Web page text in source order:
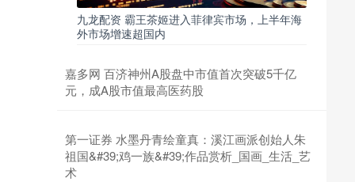
九龙配资 霸王茶姬进入菲律宾市场，上半年海
外市场增速超国内
嘉多网 百济神州A股盘中市值首次突破5千亿
元，成A股市值最高医药股
第一证券 水墨丹青绘童真：溪江画派创始人朱
祖国&#39;鸡一族&#39;作品赏析_国画_生活_艺
术